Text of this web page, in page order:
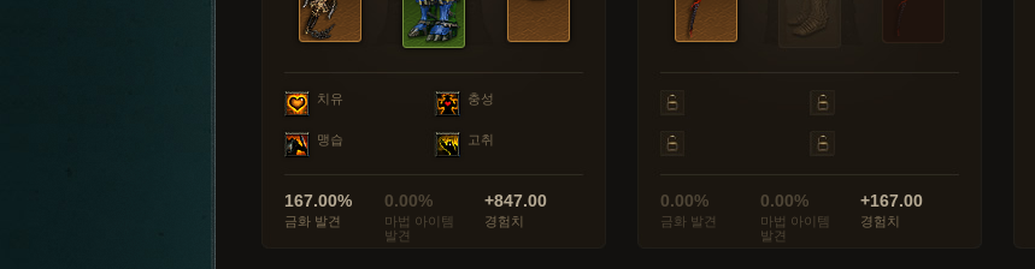
치유 충성
맹습 고취
167.00%
금화 발견
0.00%
마법 아이템
발견
+847.00
경험치
0.00%
금화 발견
0.00%
마법 아이템
발견
+167.00
경험치